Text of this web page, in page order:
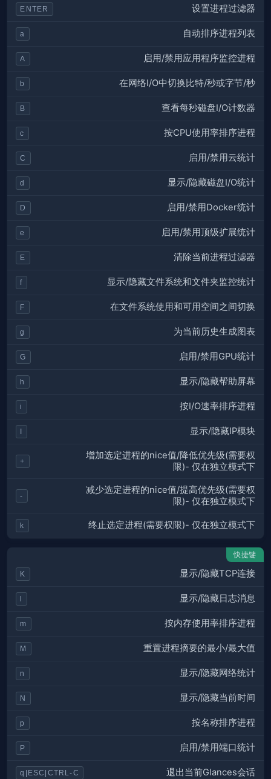
ENTER 设置进程过滤器
a 自动排序进程列表
A 启用/禁用应用程序监控进程
b 在网络I/O中切换比特/秒或字节/秒
B 查看每秒磁盘I/O计数器
c 按CPU使用率排序进程
C 启用/禁用云统计
d 显示/隐藏磁盘I/O统计
D 启用/禁用Docker统计
e 启用/禁用顶级扩展统计
E 清除当前进程过滤器
f 显示/隐藏文件系统和文件夹监控统计
F 在文件系统使用和可用空间之间切换
g 为当前历史生成图表
G 启用/禁用GPU统计
h 显示/隐藏帮助屏幕
i 按I/O速率排序进程
显示/隐藏IP模块
+
增加选定进程的nice值/降低优先级(需要权
限)- 仅在独立模式下
-
减少选定进程的nice值/提高优先级(需要权
限)- 仅在独立模式下
k 终止选定进程(需要权限)- 仅在独立模式下
快捷键
K 显示/隐藏TCP连接
显示/隐藏日志消息
m 按内存使用率排序进程
M 重置进程摘要的最小/最大值
n 显示/隐藏网络统计
N 显示/隐藏当前时间
p 按名称排序进程
P 启用/禁用端口统计
q|ESC|CTRL-C 退出当前Glances会话